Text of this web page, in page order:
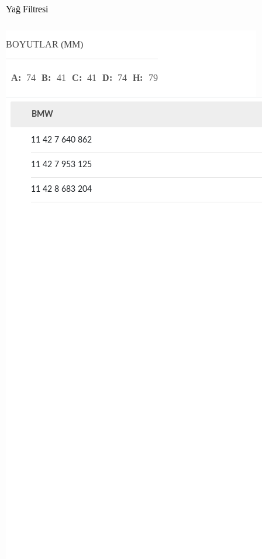
Yağ Filtresi
BOYUTLAR (MM)
A: 74 B: 41 C: 41 D: 74 H: 79
BMW
11 42 7 640 862
11 42 7 953 125
11 42 8 683 204